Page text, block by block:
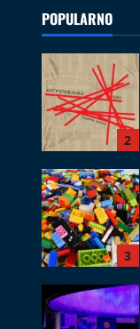
POPULARNO
3
4